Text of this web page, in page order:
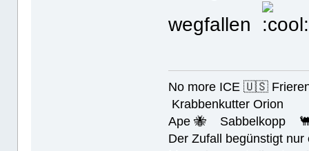
wegfallen
No more ICE 🇺🇸
Krabbenkutter Orion
Ape 🐝 Sabbelkopp
Der Zufall begünstigt